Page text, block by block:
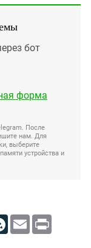
бот
форма
После
нам. Для
выберите
устройства и
LiveJournal
Email Print